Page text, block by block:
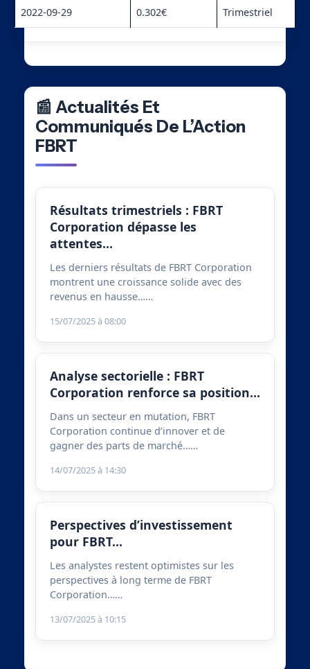
2022-09-29 0.302€ Trimestriel
📰 Actualités Et
Communiqués De L’Action
FBRT
Résultats trimestriels : FBRT
Corporation dépasse les
attentes…
Les derniers résultats de FBRT Corporation
montrent une croissance solide avec des
revenus en hausse……
15/07/2025 à 08:00
Analyse sectorielle : FBRT
Corporation renforce sa position…
Dans un secteur en mutation, FBRT
Corporation continue d’innover et de
gagner des parts de marché……
14/07/2025 à 14:30
Perspectives d’investissement
pour FBRT…
Les analystes restent optimistes sur les
perspectives à long terme de FBRT
Corporation……
13/07/2025 à 10:15